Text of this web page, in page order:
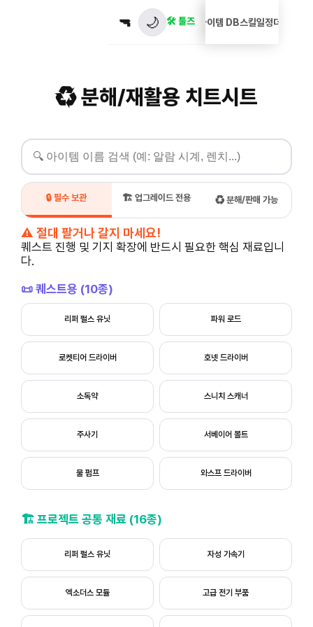
아크 레이더스
🔫 설계도 아이템 DB스킬일정더보기 ▼
🌙 🛠️ 툴즈
♻️ 분해/재활용 치트시트
🔒 필수 보관 🏗️ 업그레이드 전용 ♻️ 분해/판매 가능
⚠️ 절대 팔거나 갈지 마세요!
퀘스트 진행 및 기지 확장에 반드시 필요한 핵심 재료입니
다.
📜 퀘스트용 (10종)
리퍼 펄스 유닛 파워 로드
로켓티어 드라이버 호넷 드라이버
소독약 스니치 스캐너
주사기 서베이어 볼트
물 펌프 와스프 드라이버
🏗️ 프로젝트 공통 재료 (16종)
리퍼 펄스 유닛 자성 가속기
엑소더스 모듈 고급 전기 부품